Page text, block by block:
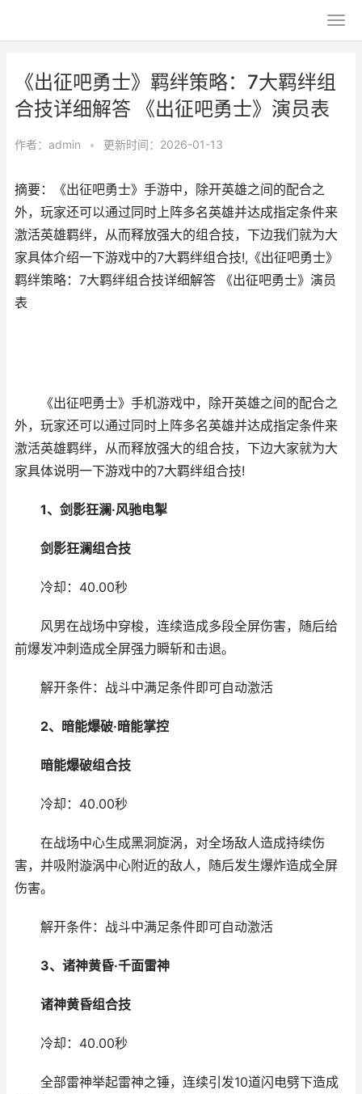
《出征吧勇士》羁绊策略：7大羁绊组
合技详细解答 《出征吧勇士》演员表
作者： admin • 更新时间：2026-01-13
摘要：《出征吧勇士》手游中，除开英雄之间的配合之
外，玩家还可以通过同时上阵多名英雄并达成指定条件来
激活英雄羁绊，从而释放强大的组合技，下边我们就为大
家具体介绍一下游戏中的7大羁绊组合技!,《出征吧勇士》
羁绊策略：7大羁绊组合技详细解答 《出征吧勇士》演员
表
《出征吧勇士》手机游戏中，除开英雄之间的配合之
外，玩家还可以通过同时上阵多名英雄并达成指定条件来
激活英雄羁绊，从而释放强大的组合技，下边大家就为大
家具体说明一下游戏中的7大羁绊组合技!
1、剑影狂澜·风驰电掣
剑影狂澜组合技
冷却：40.00秒
风男在战场中穿梭，连续造成多段全屏伤害，随后给
前爆发冲刺造成全屏强力瞬斩和击退。
解开条件：战斗中满足条件即可自动激活
2、暗能爆破·暗能掌控
暗能爆破组合技
冷却：40.00秒
在战场中心生成黑洞旋涡，对全场敌人造成持续伤
害，并吸附漩涡中心附近的敌人，随后发生爆炸造成全屏
伤害。
解开条件：战斗中满足条件即可自动激活
3、诸神黄昏·千面雷神
诸神黄昏组合技
冷却：40.00秒
全部雷神举起雷神之锤，连续引发10道闪电劈下造成